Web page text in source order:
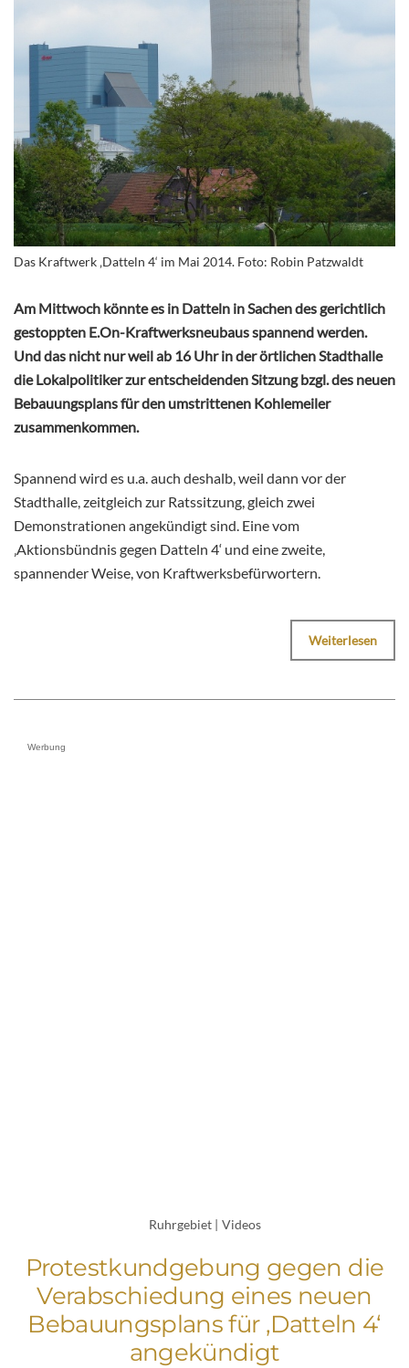
Das Kraftwerk ‚Datteln 4‘ im Mai 2014. Foto: Robin Patzwaldt
Am Mittwoch könnte es in Datteln in Sachen des gerichtlich
gestoppten E.On-Kraftwerksneubaus spannend werden.
Und das nicht nur weil ab 16 Uhr in der örtlichen Stadthalle
die Lokalpolitiker zur entscheidenden Sitzung bzgl. des neuen
Bebauungsplans für den umstrittenen Kohlemeiler
zusammenkommen.
Spannend wird es u.a. auch deshalb, weil dann vor der
Stadthalle, zeitgleich zur Ratssitzung, gleich zwei
Demonstrationen angekündigt sind. Eine vom
‚Aktionsbündnis gegen Datteln 4‘ und eine zweite,
spannender Weise, von Kraftwerksbefürwortern.
Weiterlesen
Werbung
Ruhrgebiet | Videos
Protestkundgebung gegen die
Verabschiedung eines neuen
Bebauungsplans für ‚Datteln 4‘
angekündigt